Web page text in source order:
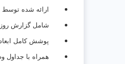
ارائه شده
شامل گزارش روز
پوشش کامل
همراه با جداول